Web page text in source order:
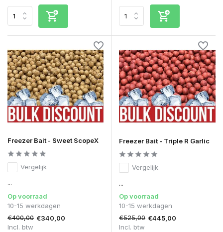
Freezer Bait - Sweet ScopeX
Vergelijk
...
Op voorraad
10-15 werkdagen
€400,00 €340,00
Incl. btw
Freezer Bait - Triple R Garlic
Vergelijk
...
Op voorraad
10-15 werkdagen
€525,00 €445,00
Incl. btw